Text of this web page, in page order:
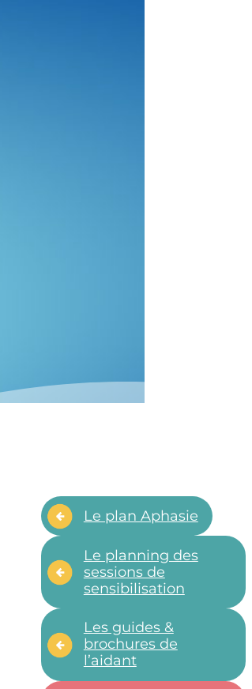
Le plan Aphasie
Le planning des
sessions de
sensibilisation
Les guides &
brochures de
l’aidant